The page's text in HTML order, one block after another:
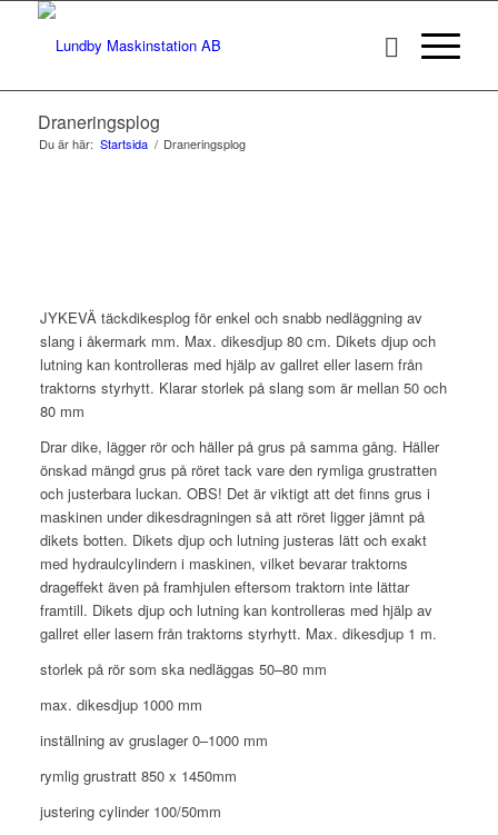
Draneringsplog
Du är här: Startsida / Draneringsplog
JYKEVÄ täckdikesplog för enkel och snabb nedläggning av
slang i åkermark mm. Max. dikesdjup 80 cm. Dikets djup och
lutning kan kontrolleras med hjälp av gallret eller lasern från
traktorns styrhytt. Klarar storlek på slang som är mellan 50 och
80 mm
Drar dike, lägger rör och häller på grus på samma gång. Häller
önskad mängd grus på röret tack vare den rymliga grustratten
och justerbara luckan. OBS! Det är viktigt att det finns grus i
maskinen under dikesdragningen så att röret ligger jämnt på
dikets botten. Dikets djup och lutning justeras lätt och exakt
med hydraulcylindern i maskinen, vilket bevarar traktorns
drageffekt även på framhjulen eftersom traktorn inte lättar
framtill. Dikets djup och lutning kan kontrolleras med hjälp av
gallret eller lasern från traktorns styrhytt. Max. dikesdjup 1 m.
storlek på rör som ska nedläggas 50–80 mm
max. dikesdjup 1000 mm
inställning av gruslager 0–1000 mm
rymlig grustratt 850 x 1450mm
justering cylinder 100/50mm